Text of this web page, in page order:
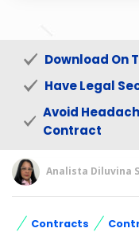
Download On
Have Legal
Avoid
Contract
Analista Diluvina
Contracts